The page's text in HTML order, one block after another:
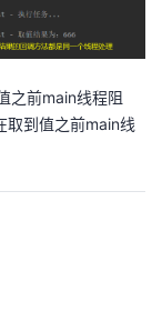
之前main线程阻
取到值之前main线